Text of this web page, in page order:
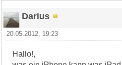
Darius
20.05.2012, 19:23
Hallo!,